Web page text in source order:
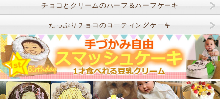
チョコとクリームのハーフ＆ハーフケーキ
たっぷりチョコのコーティングケーキ